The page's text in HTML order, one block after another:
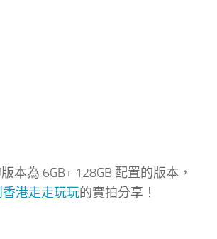
本為 6GB+ 128GB 配置的版本，
香港走走玩玩的實拍分享！